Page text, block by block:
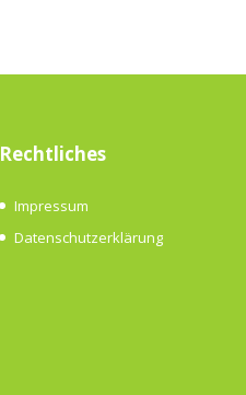
Rechtliches
Impressum
Datenschutzerklärung